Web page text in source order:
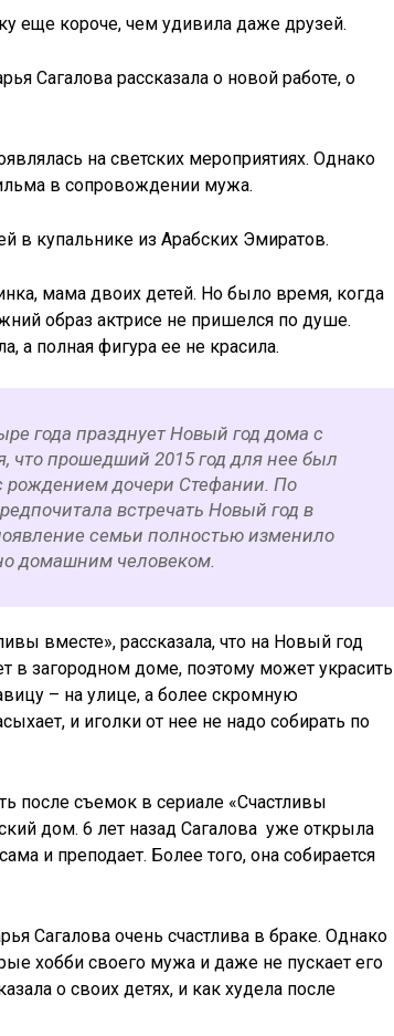
еще короче, чем удивила даже друзей.
Сагалова рассказала о новой работе, о
на светских мероприятиях. Однако
в сопровождении мужа.
в купальнике из Арабских Эмиратов.
мама двоих детей. Но было время, когда
образ актрисе не пришелся по душе.
а полная фигура ее не красила.
года празднует Новый год дома с
что прошедший 2015 год для нее был
рождением дочери Стефании. По
встречать Новый год в
семьи полностью изменило
домашним человеком.
вместе», рассказала, что на Новый год
в загородном доме, поэтому может украсить
– на улице, а более скромную
и иголки от нее не надо собирать по
после съемок в сериале «Счастливы
дом. 6 лет назад Сагалова уже открыла
и преподает. Более того, она собирается
Сагалова очень счастлива в браке. Однако
хобби своего мужа и даже не пускает его
о своих детях, и как худела после